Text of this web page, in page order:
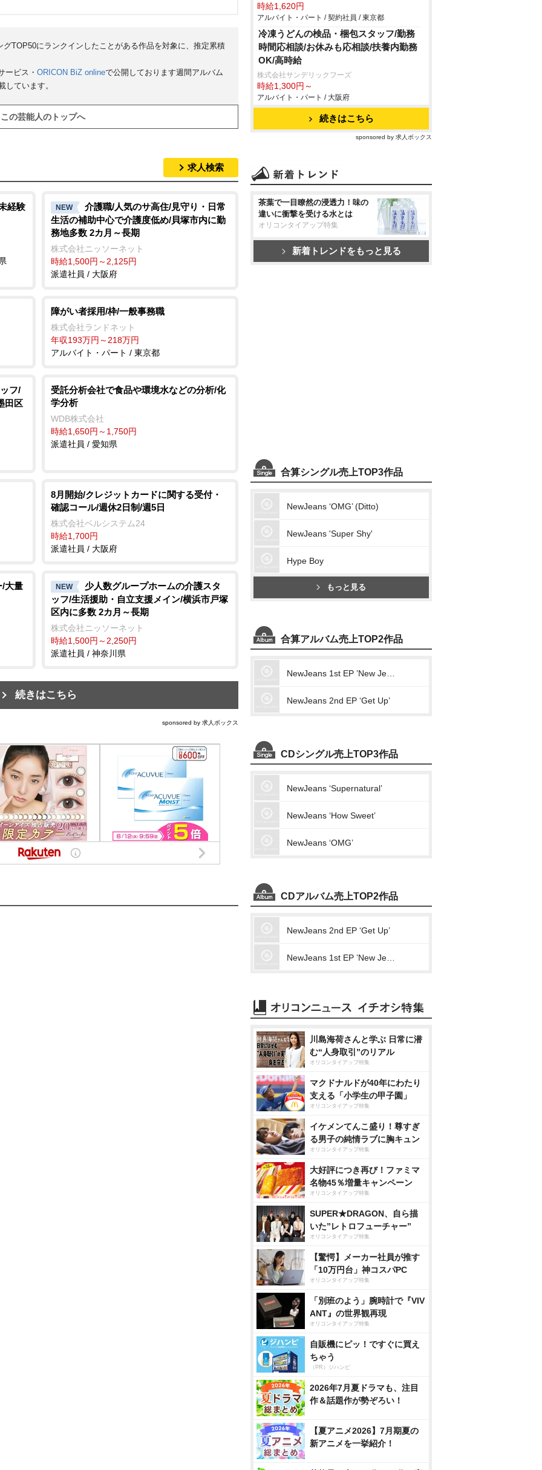
TOP50にランクインしたことがある作品を対象に、推定累積
ービス・ ORICON BiZ onlineで公開しております週間アルバム
しています。
この芸能人のトップへ
求人検索
経験 NEW
介護職/人気のサ高住/見守り・日常
生活の補助中心で介護度低め/貝塚市内に勤
務地多数 2カ月～長期
株式会社ニッソーネット
時給1,500円～2,125円
派遣社員 / 大阪府
障がい者採用/枠/一般事務職
株式会社ランドネット
年収193万円～218万円
アルバイト・パート / 東京都
フ/
田区
受託分析会社で食品や環境水などの分析/化
学分析
WDB株式会社
時給1,650円～1,750円
派遣社員 / 愛知県
8月開始/クレジットカードに関する受付・
確認コール/週休2日制/週5日
株式会社ベルシステム24
時給1,700円
派遣社員 / 大阪府
/大量 NEW
少人数グループホームの介護スタ
ッフ/生活援助・自立支援メイン/横浜市戸塚
区内に多数 2カ月～長期
株式会社ニッソーネット
時給1,500円～2,250円
派遣社員 / 神奈川県
続きはこちら
sponsored by 求人ボックス
時給1,620円
アルバイト・パート / 契約社員 / 東京都
冷凍うどんの検品・梱包スタッフ/勤務
時間応相談/お休みも応相談/扶養内勤務
OK/高時給
株式会社サンデリックフーズ
時給1,300円～
アルバイト・パート / 大阪府
続きはこちら
sponsored by 求人ボックス
茶葉で一目瞭然の浸透力！味の
違いに衝撃を受ける水とは
オリコンタイアップ特集
新着トレンドをもっと見る
合算シングル売上TOP3作品
NewJeans ‘OMG’ (Ditto)
NewJeans 'Super Shy'
Hype Boy
もっと見る
合算アルバム売上TOP2作品
NewJeans 2nd EP ‘Get Up’
CDシングル売上TOP3作品
NewJeans ‘Supernatural’
NewJeans ‘How Sweet’
NewJeans ‘OMG’
CDアルバム売上TOP2作品
NewJeans 2nd EP ‘Get Up’
川島海荷さんと学ぶ 日常に潜
む“人身取引”のリアル
オリコンタイアップ特集
マクドナルドが40年にわたり
支える「小学生の甲子園」
オリコンタイアップ特集
イケメンてんこ盛り！尊すぎ
る男子の純情ラブに胸キュン
オリコンタイアップ特集
大好評につき再び！ファミマ
名物45％増量キャンペーン
オリコンタイアップ特集
SUPER★DRAGON、自ら描
いた”レトロフューチャー”
オリコンタイアップ特集
【驚愕】メーカー社員が推す
「10万円台」神コスパPC
オリコンタイアップ特集
「別班のよう」腕時計で『VIV
ANT』の世界観再現
オリコンタイアップ特集
自販機にピッ！ですぐに買え
ちゃう
（PR）ジハンピ
2026年7月夏ドラマも、注目
作＆話題作が勢ぞろい！
【夏アニメ2026】7月期夏の
新アニメを一挙紹介！